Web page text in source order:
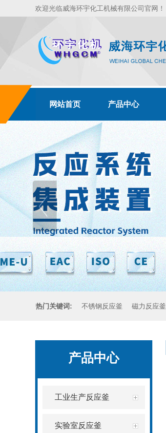
欢迎光临威海环宇化工机械有限公司官网！
网站首页 产品中心
热门关键词: 不锈钢反应釜 磁力反应釜
产品中心
工业生产反应釜
实验室反应釜